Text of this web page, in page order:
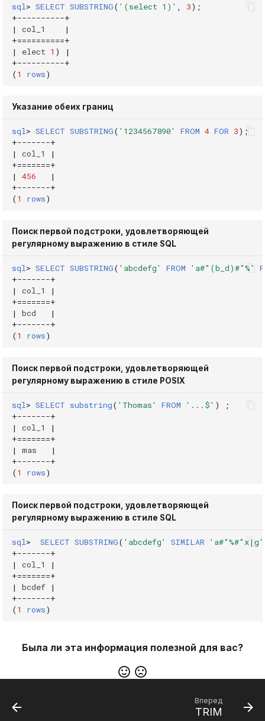
sql> SELECT SUBSTRING( '(select 1)' , 3);
+----------+
|
col_1
|
+==========+
|
elect 1 )
|
+----------+
(1 rows)
Указание обеих границ
sql> SELECT SUBSTRING( '1234567890' FROM 4 FOR 3);
+-------+
|
col_1
|
+=======+
|
456
|
+-------+
(1 rows)
Поиск первой подстроки, удовлетворяющей
регулярному выражению в стиле SQL
sql> SELECT SUBSTRING( 'abcdefg' FROM 'a#"(b_d)#"%'
+-------+
|
col_1
|
+=======+
|
bcd
|
+-------+
(1 rows)
Поиск первой подстроки, удовлетворяющей
регулярному выражению в стиле POSIX
sql> SELECT substring( 'Thomas' FROM '...$' )
;
+-------+
|
col_1
|
+=======+
|
mas
|
+-------+
(1 rows)
Поиск первой подстроки, удовлетворяющей
регулярному выражению в стиле SQL
sql> SELECT SUBSTRING( 'abcdefg' SIMILAR
'a#"%#"x|g'
+-------+
|
col_1
|
+=======+
|
bcdef
|
+-------+
(1 rows)
Была ли эта информация полезной для вас?
Вперед
TRIM